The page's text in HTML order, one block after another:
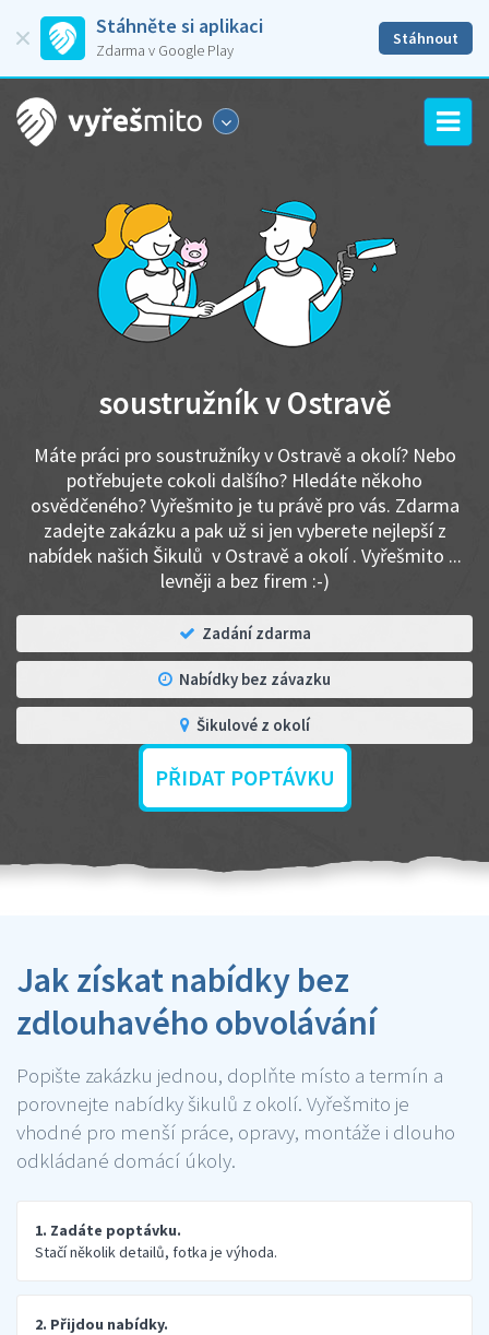
Stáhněte si aplikaci
Zdarma v Google Play
Stáhnout
soustružník v Ostravě
Máte práci pro soustružníky v Ostravě a okolí? Nebo
potřebujete cokoli dalšího? Hledáte někoho
osvědčeného? Vyřešmito je tu právě pro vás. Zdarma
zadejte zakázku a pak už si jen vyberete nejlepší z
nabídek našich Šikulů v Ostravě a okolí . Vyřešmito ...
levněji a bez firem :-)
Zadání zdarma
Nabídky bez závazku
Šikulové z okolí
PŘIDAT POPTÁVKU
Jak získat nabídky bez
zdlouhavého obvolávání
Popište zakázku jednou, doplňte místo a termín a
porovnejte nabídky šikulů z okolí. Vyřešmito je
vhodné pro menší práce, opravy, montáže i dlouho
odkládané domácí úkoly.
1. Zadáte poptávku.
Stačí několik detailů, fotka je výhoda.
2. Přijdou nabídky.